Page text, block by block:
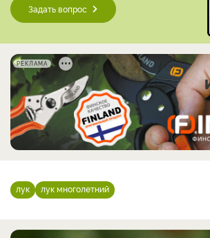
Задать вопрос
РЕКЛАМА
лук лук многолетний